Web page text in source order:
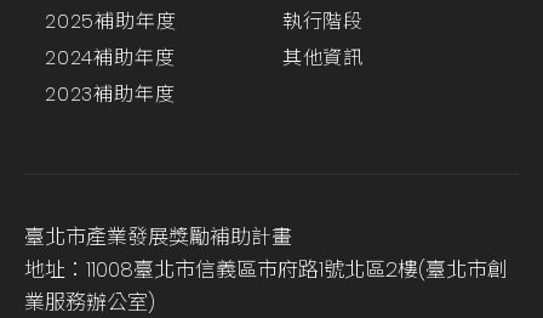
2025補助年度
2024補助年度
2023補助年度
執行階段
其他資訊
臺北市產業發展獎勵補助計畫
地址：11008臺北市信義區市府路1號北區2樓(臺北市創
業服務辦公室)